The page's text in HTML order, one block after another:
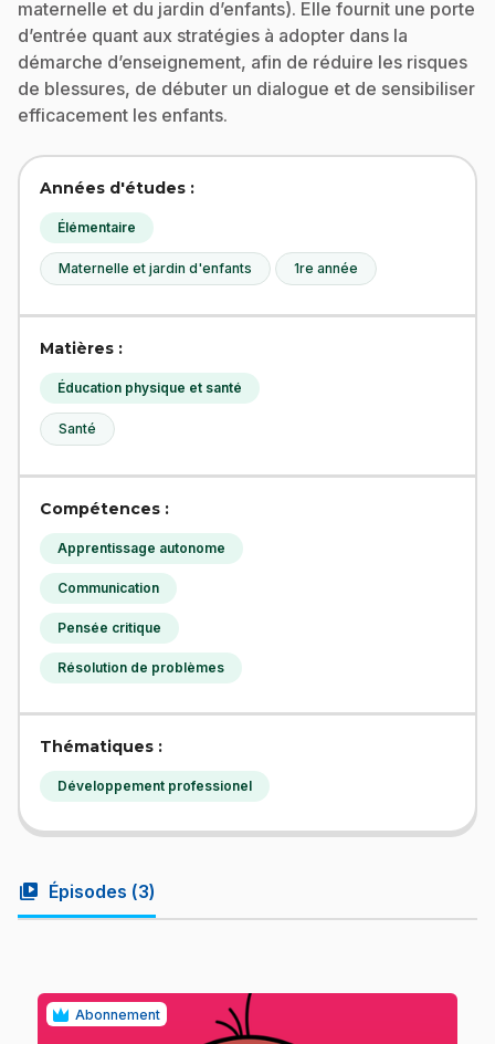
maternelle et du jardin d’enfants). Elle fournit une porte
d’entrée quant aux stratégies à adopter dans la
démarche d’enseignement, afin de réduire les risques
de blessures, de débuter un dialogue et de sensibiliser
efficacement les enfants.
Années d'études :
Élémentaire
Maternelle et jardin d'enfants 1re année
Matières :
Éducation physique et santé
Santé
Compétences :
Apprentissage autonome
Communication
Pensée critique
Résolution de problèmes
Thématiques :
Développement professionel
video_library Épisodes (3)
Abonnement